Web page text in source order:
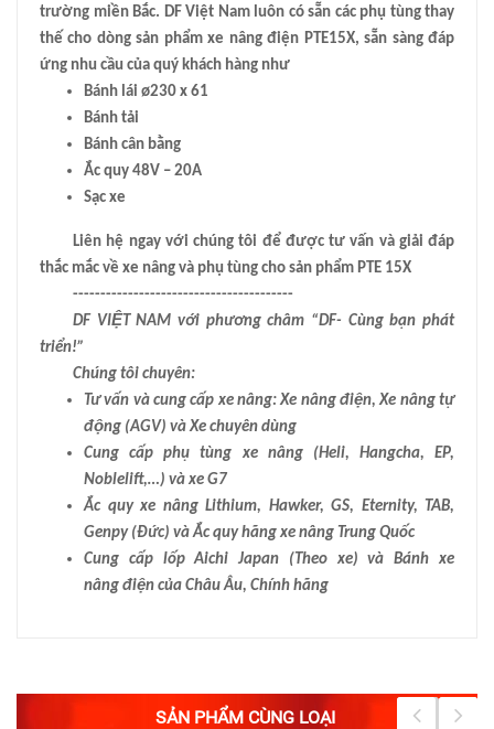
trường miền Bắc. DF Việt Nam luôn có sẵn các phụ tùng thay
thế cho dòng sản phẩm xe nâng điện PTE15X, sẵn sàng đáp
ứng nhu cầu của quý khách hàng như
Bánh lái ø230 x 61
Bánh tải
Bánh cân bằng
Ắc quy 48V – 20A
Sạc xe
Liên hệ ngay với chúng tôi để được tư vấn và giải đáp
thắc mắc về xe nâng và phụ tùng cho sản phẩm PTE 15X
----------------------------------------
DF VIỆT NAM với phương châm “DF- Cùng bạn phát
triển!”
Chúng tôi chuyên:
Tư vấn và cung cấp xe nâng: Xe nâng điện, Xe nâng tự
động (AGV) và Xe chuyên dùng
Cung cấp phụ tùng xe nâng (Heli, Hangcha, EP,
Noblelift,…) và xe G7
Ắc quy xe nâng Lithium, Hawker, GS, Eternity, TAB,
Genpy (Đức) và Ắc quy hãng xe nâng Trung Quốc
Cung cấp lốp Aichi Japan (Theo xe) và Bánh xe
nâng điện của Châu Âu, Chính hãng
SẢN PHẨM CÙNG LOẠI